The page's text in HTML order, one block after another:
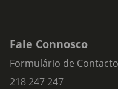
Fale Connosco
Formulário de Contacto
218 247 247